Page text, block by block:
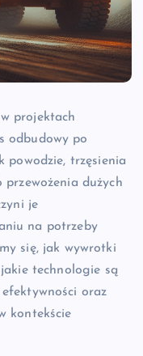
projektach
odbudowy po
powodzie, trzęsienia
dużych
je
na potrzeby
się, jak wywrotki
technologie są
oraz
kontekście